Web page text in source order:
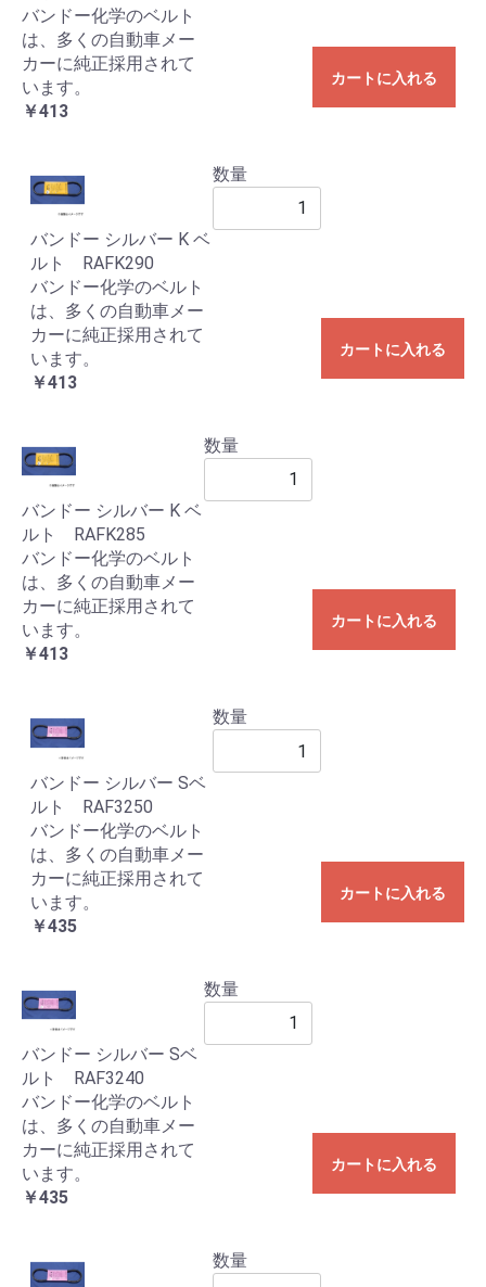
バンドー化学のベルト
は、多くの自動車メー
カーに純正採用されて
います。
￥413
カートに入れる
バンドー シルバー K ベ
ルト RAFK290
バンドー化学のベルト
は、多くの自動車メー
カーに純正採用されて
います。
￥413
数量
カートに入れる
バンドー シルバー K ベ
ルト RAFK285
バンドー化学のベルト
は、多くの自動車メー
カーに純正採用されて
います。
￥413
数量
カートに入れる
バンドー シルバー Sベ
ルト RAF3250
バンドー化学のベルト
は、多くの自動車メー
カーに純正採用されて
います。
￥435
数量
カートに入れる
バンドー シルバー Sベ
ルト RAF3240
バンドー化学のベルト
は、多くの自動車メー
カーに純正採用されて
います。
￥435
数量
カートに入れる
数量